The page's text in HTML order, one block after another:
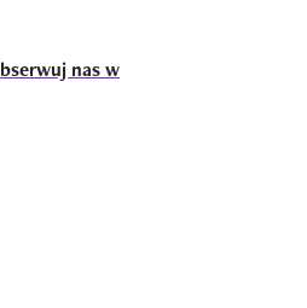
nas w